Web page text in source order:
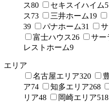
ス80 セキスイハイム
ス73 三井ホーム19
39
パナホーム31
富士ハウス26 サー
レストホーム9
エリア
名古屋エリア320
ア74 知多エリア268
リア48 岡崎エリア518